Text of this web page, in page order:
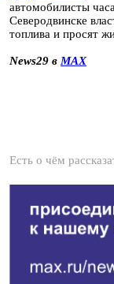
автомобилисты
Северодвинске
топлива и просят
News29 в MAX
Есть о чём